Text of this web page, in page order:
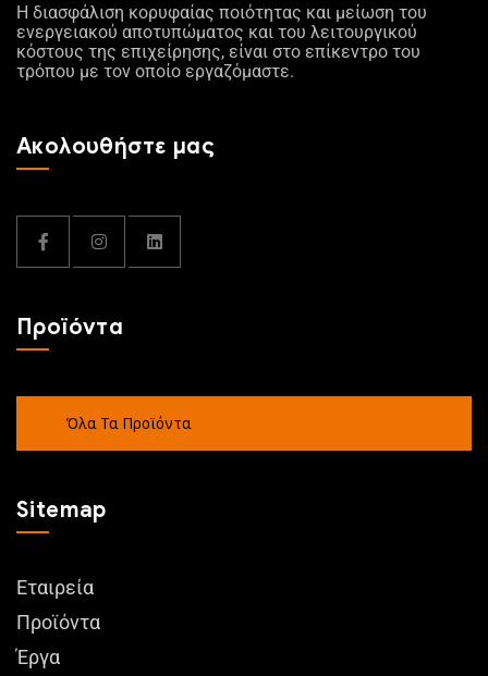
Η διασφάλιση κορυφαίας ποιότητας και μείωση του
ενεργειακού αποτυπώματος και του λειτουργικού
κόστους της επιχείρησης, είναι στο επίκεντρο του
τρόπου με τον οποίο εργαζόμαστε.
Ακολουθήστε μας
Προϊόντα
Όλα Τα Προϊόντα
Sitemap
Εταιρεία
Προϊόντα
Έργα